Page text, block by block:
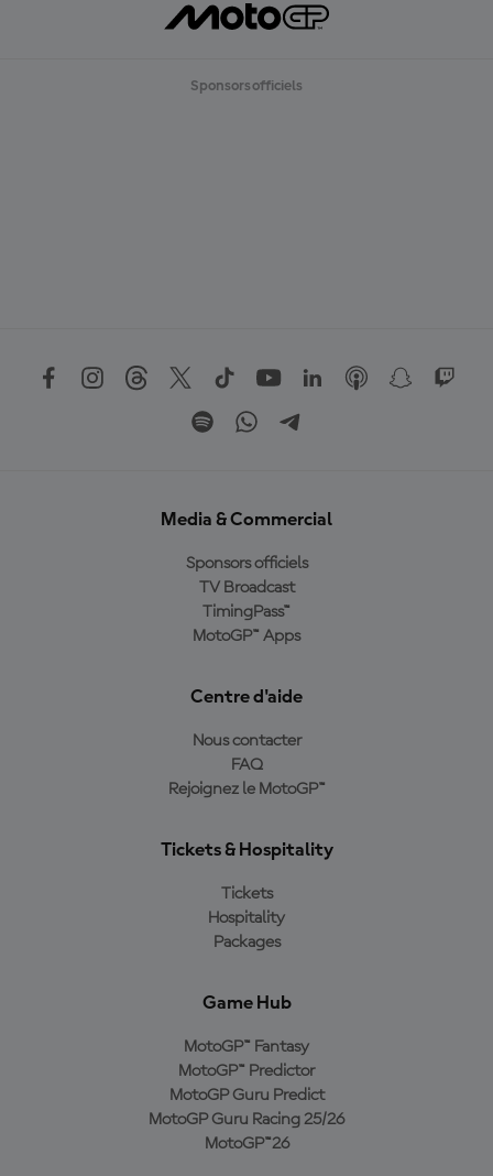
Sponsors officiels
Media & Commercial
Sponsors officiels
TV Broadcast
TimingPass™
MotoGP™ Apps
Centre d'aide
Nous contacter
FAQ
Rejoignez le MotoGP™
Tickets & Hospitality
Tickets
Hospitality
Packages
Game Hub
MotoGP™ Fantasy
MotoGP™ Predictor
MotoGP Guru Predict
MotoGP Guru Racing 25/26
MotoGP™26